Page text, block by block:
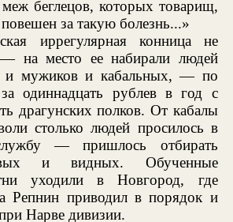
беглецов, которых товарищ,
за такую болезнь...»
иррегулярная конница не
на место ее набирали людей
и мужиков и кабальных, — по
одиннадцать рублев в год с
драгунских полков. От кабалы
столько людей просилось в
— пришлось отбирать
и видных. Обученные
уходили в Новгород, где
Репнин приводил в порядок и
Нарве дивизии.